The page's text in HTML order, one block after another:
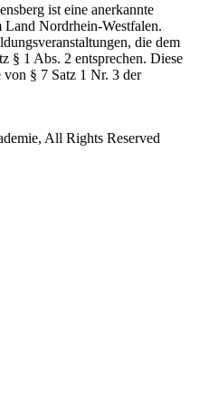
ist eine anerkannte
Nordrhein-Westfalen.
die dem
§ 1 Abs. 2 entsprechen. Diese
§ 7 Satz 1 Nr. 3 der
All Rights Reserved